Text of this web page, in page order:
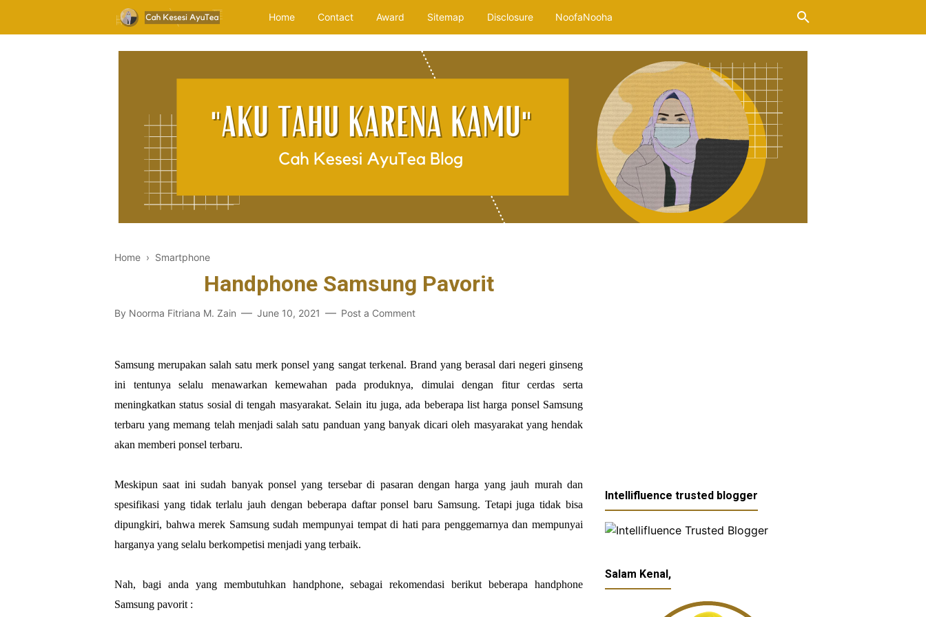
Home Contact Award Sitemap Disclosure NoofaNooha
Home › Smartphone
Handphone Samsung Pavorit
By Noorma Fitriana M. Zain June 10, 2021 Post a Comment
Samsung merupakan salah satu merk ponsel yang sangat terkenal. Brand yang berasal dari negeri ginseng
ini tentunya selalu menawarkan kemewahan pada produknya, dimulai dengan fitur cerdas serta
meningkatkan status sosial di tengah masyarakat. Selain itu juga, ada beberapa list harga ponsel Samsung
terbaru yang memang telah menjadi salah satu panduan yang banyak dicari oleh masyarakat yang hendak
akan memberi ponsel terbaru.
Meskipun saat ini sudah banyak ponsel yang tersebar di pasaran dengan harga yang jauh murah dan
spesifikasi yang tidak terlalu jauh dengan beberapa daftar ponsel baru Samsung. Tetapi juga tidak bisa
dipungkiri, bahwa merek Samsung sudah mempunyai tempat di hati para penggemarnya dan mempunyai
harganya yang selalu berkompetisi menjadi yang terbaik.
Nah, bagi anda yang membutuhkan handphone, sebagai rekomendasi berikut beberapa handphone
Samsung pavorit :
Intellifluence trusted blogger
Salam Kenal,